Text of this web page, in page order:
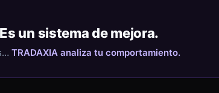
un sistema de mejora.
TRADAXIA analiza tu comportamiento.